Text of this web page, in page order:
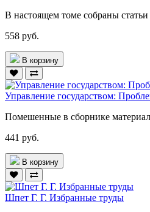
В настоящем томе собраны
558 руб.
В корзину
Управление государством:
Помешенные в сборнике
441 руб.
В корзину
Шпет Г. Г. Избранные труды